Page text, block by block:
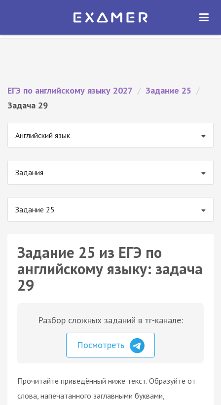
Экзамер — ЕГЭ 2027
ОТКРЫТЬ
ЕГЭ по английскому языку 2027 / Задание 25 /
Задача 29
Английский язык
Задания
Задание 25
Задание 25 из ЕГЭ по
английскому языку: задача
29
Разбор сложных заданий в тг-канале:
Посмотреть
Прочитайте приведённый ниже текст. Образуйте от
слова, напечатанного заглавными буквами,